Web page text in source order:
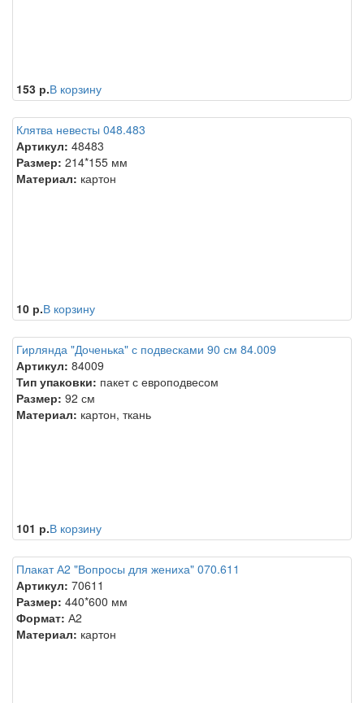
153 р.В корзину
Клятва невесты 048.483
Артикул: 48483
Размер: 214*155 мм
Материал: картон
10 р.В корзину
Гирлянда "Доченька" с подвесками 90 см 84.009
Артикул: 84009
Тип упаковки: пакет с европодвесом
Размер: 92 см
Материал: картон, ткань
101 р.В корзину
Плакат А2 "Вопросы для жениха" 070.611
Артикул: 70611
Размер: 440*600 мм
Формат: А2
Материал: картон